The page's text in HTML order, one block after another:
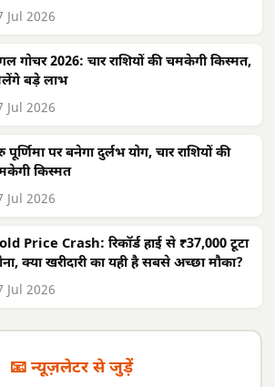
Jul 2026
गोचर 2026: चार राशियों की चमकेगी किस्मत,
बड़े लाभ
Jul 2026
पूर्णिमा पर बनेगा दुर्लभ योग, चार राशियों की
किस्मत
Jul 2026
Price Crash: रिकॉर्ड हाई से ₹37,000 टूटा
क्या खरीदारी का यही है सबसे अच्छा मौका?
Jul 2026
📧 न्यूज़लेटर से जुड़ें